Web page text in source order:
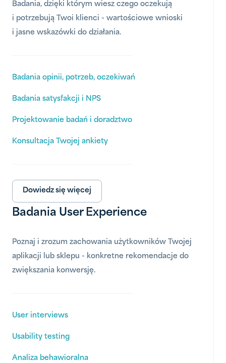
Badania, dzięki którym wiesz czego oczekują
i potrzebują Twoi klienci - wartościowe wnioski
i jasne wskazówki do działania.
Badania opinii, potrzeb, oczekiwań
Badania satysfakcji i NPS
Projektowanie badań i doradztwo
Konsultacja Twojej ankiety
Dowiedz się więcej
Badania User Experience
Poznaj i zrozum zachowania użytkowników Twojej
aplikacji lub sklepu - konkretne rekomendacje do
zwiększania konwersję.
User interviews
Usability testing
Analiza behawioralna